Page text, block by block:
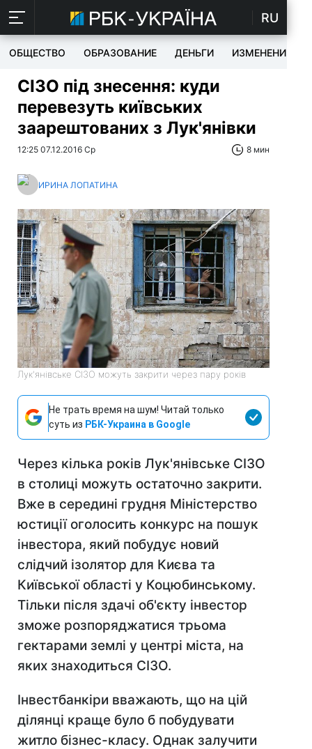
RU
ОБЩЕСТВО ОБРАЗОВАНИЕ ДЕНЬГИ ИЗМЕНЕНИЯ
СІЗО під знесення: куди
перевезуть київських
заарештованих з Лук'янівки
12:25 07.12.2016 Ср 8 мин
ИРИНА ЛОПАТИНА
Лук'янівське СІЗО можуть закрити через пару років
Не трать время на шум! Читай только
суть из РБК-Украина в Google
Через кілька років Лук'янівське СІЗО
в столиці можуть остаточно закрити.
Вже в середині грудня Міністерство
юстиції оголосить конкурс на пошук
інвестора, який побудує новий
слідчий ізолятор для Києва та
Київської області у Коцюбинському.
Тільки після здачі об'єкту інвестор
зможе розпоряджатися трьома
гектарами землі у центрі міста, на
яких знаходиться СІЗО.
Інвестбанкіри вважають, що на цій
ділянці краще було б побудувати
житло бізнес-класу. Однак залучити